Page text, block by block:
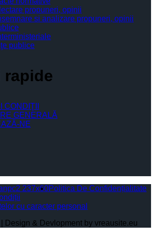
propuneri, opinii
si analizare propuneri, opinii
publice
rapide
CONDIŢII
GENERALĂ
NE
Politica De Confidențialitate
cu caracter personal
Design & Devlopment by vreausite.eu